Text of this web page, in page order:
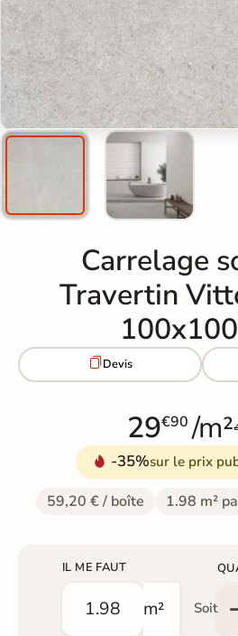
Carrelage
Travertin
Devis
29€90 /m²
-35%sur le prix
59,20 € / boîte 1.98 m²
IL ME FAUT
m² Soit